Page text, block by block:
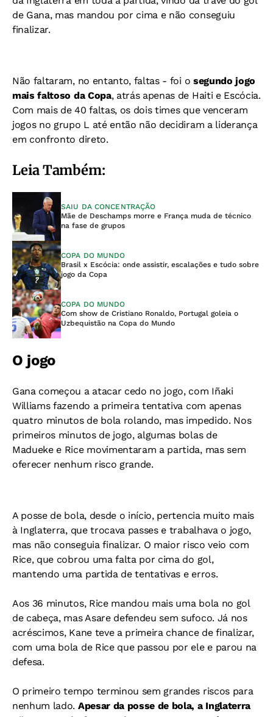
de Gana, mas mandou por cima e não conseguiu
finalizar.
Não faltaram, no entanto, faltas - foi o segundo jogo
mais faltoso da Copa, atrás apenas de Haiti e Escócia.
Com mais de 40 faltas, os dois times que venceram
jogos no grupo L até então não decidiram a liderança
em confronto direto.
Leia Também:
SAIU DA CONCENTRAÇÃO
Mãe de Deschamps morre e França muda de técnico
na fase de grupos
COPA DO MUNDO
Brasil x Escócia: onde assistir, escalações e tudo sobre
jogo da Copa
COPA DO MUNDO
Com show de Cristiano Ronaldo, Portugal goleia o
Uzbequistão na Copa do Mundo
O jogo
Gana começou a atacar cedo no jogo, com Iñaki
Williams fazendo a primeira tentativa com apenas
quatro minutos de bola rolando, mas impedido. Nos
primeiros minutos de jogo, algumas bolas de
Madueke e Rice movimentaram a partida, mas sem
oferecer nenhum risco grande.
A posse de bola, desde o início, pertencia muito mais
à Inglaterra, que trocava passes e trabalhava o jogo,
mas não conseguia finalizar. O maior risco veio com
Rice, que cobrou uma falta por cima do gol,
mantendo uma partida de tentativas e erros.
Aos 36 minutos, Rice mandou mais uma bola no gol
de cabeça, mas Asare defendeu sem sufoco. Já nos
acréscimos, Kane teve a primeira chance de finalizar,
com uma bola de Rice que passou por ele e parou na
defesa.
O primeiro tempo terminou sem grandes riscos para
nenhum lado. Apesar da posse de bola, a Inglaterra